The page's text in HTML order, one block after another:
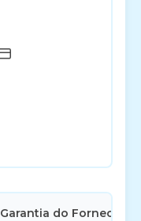
Garantia do Fornecedor